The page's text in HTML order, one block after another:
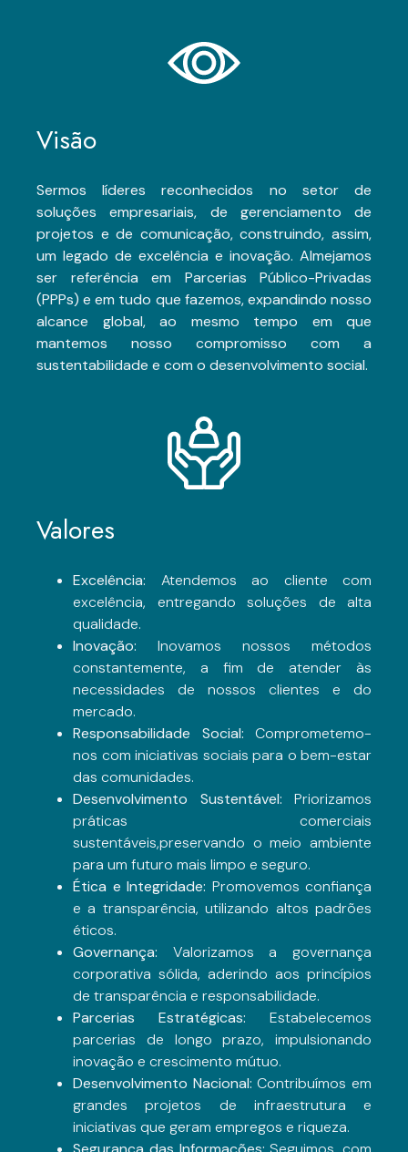
Visão
Sermos líderes reconhecidos no setor de
soluções empresariais, de gerenciamento de
projetos e de comunicação, construindo, assim,
um legado de excelência e inovação. Almejamos
ser referência em Parcerias Público-Privadas
(PPPs) e em tudo que fazemos, expandindo nosso
alcance global, ao mesmo tempo em que
mantemos nosso compromisso com a
sustentabilidade e com o desenvolvimento social.
Valores
Excelência: Atendemos ao cliente com
excelência, entregando soluções de alta
qualidade.
Inovação:
Inovamos nossos métodos
constantemente, a fim de atender às
necessidades de nossos clientes e do
mercado.
Responsabilidade Social:
Comprometemo-
nos com iniciativas sociais para o bem-estar
das comunidades.
Desenvolvimento Sustentável:
Priorizamos
práticas comerciais
sustentáveis,preservando o meio ambiente
para um futuro mais limpo e seguro.
Ética e Integridade: Promovemos confiança
e a transparência, utilizando altos padrões
éticos.
Governança:
Valorizamos a governança
corporativa sólida, aderindo aos princípios
de transparência e responsabilidade.
Parcerias Estratégicas: Estabelecemos
parcerias de longo prazo, impulsionando
inovação e crescimento mútuo.
Desenvolvimento Nacional: Contribuímos em
grandes projetos de infraestrutura e
iniciativas que geram empregos e riqueza.